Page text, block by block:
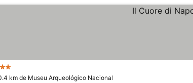
km de Museu Arqueológico Nacional